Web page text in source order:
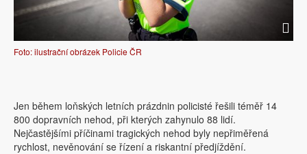
Foto: ilustrační obrázek Policie ČR
Jen během loňských letních prázdnin policisté řešili téměř 14
800 dopravních nehod, při kterých zahynulo 88 lidí.
Nejčastějšími příčinami tragických nehod byly nepřiměřená
rychlost, nevěnování se řízení a riskantní předjíždění.